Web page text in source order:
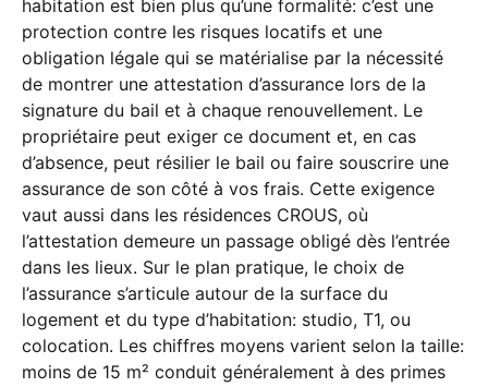
habitation est bien plus qu’une formalité: c’est une
protection contre les risques locatifs et une
obligation légale qui se matérialise par la nécessité
de montrer une attestation d’assurance lors de la
signature du bail et à chaque renouvellement. Le
propriétaire peut exiger ce document et, en cas
d’absence, peut résilier le bail ou faire souscrire une
assurance de son côté à vos frais. Cette exigence
vaut aussi dans les résidences CROUS, où
l’attestation demeure un passage obligé dès l’entrée
dans les lieux. Sur le plan pratique, le choix de
l’assurance s’articule autour de la surface du
logement et du type d’habitation: studio, T1, ou
colocation. Les chiffres moyens varient selon la taille:
moins de 15 m² conduit généralement à des primes